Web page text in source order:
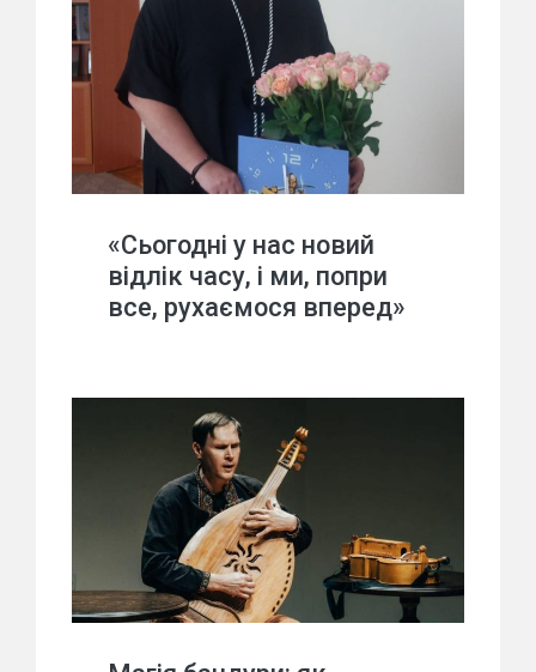
«Сьогодні у нас новий
відлік часу, і ми, попри
все, рухаємося вперед»